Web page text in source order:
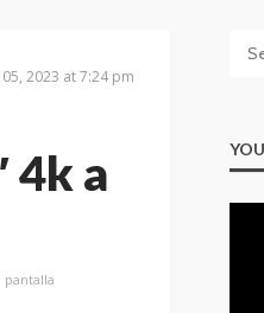
2023 at 7:24 pm
4k a
pantalla